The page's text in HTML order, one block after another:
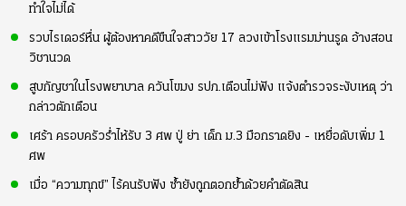
ทำใจไม่ได้
รวบไรเดอร์หื่น ผู้ต้องหาคดีขืนใจสาววัย 17 ลวงเข้าโรงแรมม่านรูด อ้างสอน
วิชานวด
สูบกัญชาในโรงพยาบาล ควันโขมง รปภ.เตือนไม่ฟัง แจ้งตำรวจระงับเหตุ ว่า
กล่าวตักเตือน
เศร้า ครอบครัวร่ำไห้รับ 3 ศพ ปู่ ย่า เด็ก ม.3 มือกราดยิง - เหยื่อดับเพิ่ม 1
ศพ
เมื่อ “ความทุกข์” ไร้คนรับฟัง ซ้ำยังถูกตอกย้ำด้วยคำตัดสิน